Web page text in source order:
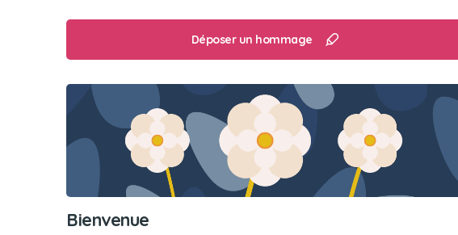
Déposer un hommage
Bienvenue